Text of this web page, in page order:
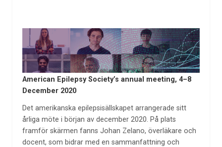
American Epilepsy Society’s annual meeting, 4–8
December 2020
Det amerikanska epilepsisällskapet arrangerade sitt
årliga möte i början av december 2020. På plats
framför skärmen fanns Johan Zelano, överläkare och
docent, som bidrar med en sammanfattning och